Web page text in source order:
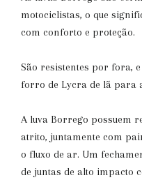
motociclistas, o que
com conforto e proteção.
São resistentes por fora,
forro de Lycra de lã para
A luva Borrego possuem
atrito, juntamente com
o fluxo de ar. Um
de juntas de alto impacto